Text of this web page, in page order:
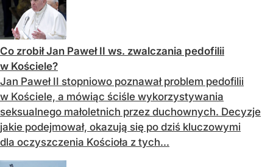
Co zrobił Jan Paweł II ws. zwalczania pedofilii
w Kościele?
Jan Paweł II stopniowo poznawał problem pedofilii
w Kościele, a mówiąc ściśle wykorzystywania
seksualnego małoletnich przez duchownych. Decyzje
jakie podejmował, okazują się po dziś kluczowymi
dla oczyszczenia Kościoła z tych...